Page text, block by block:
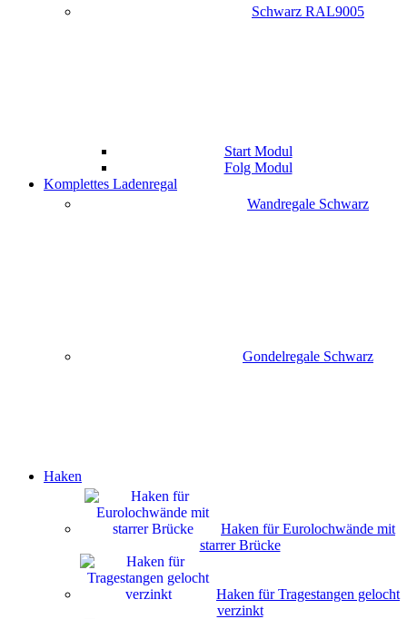
Schwarz RAL9005
Start Modul
Folg Modul
Komplettes Ladenregal
Wandregale Schwarz
Gondelregale Schwarz
Haken
Haken für Eurolochwände mit
starrer Brücke
Haken für Tragestangen gelocht
verzinkt